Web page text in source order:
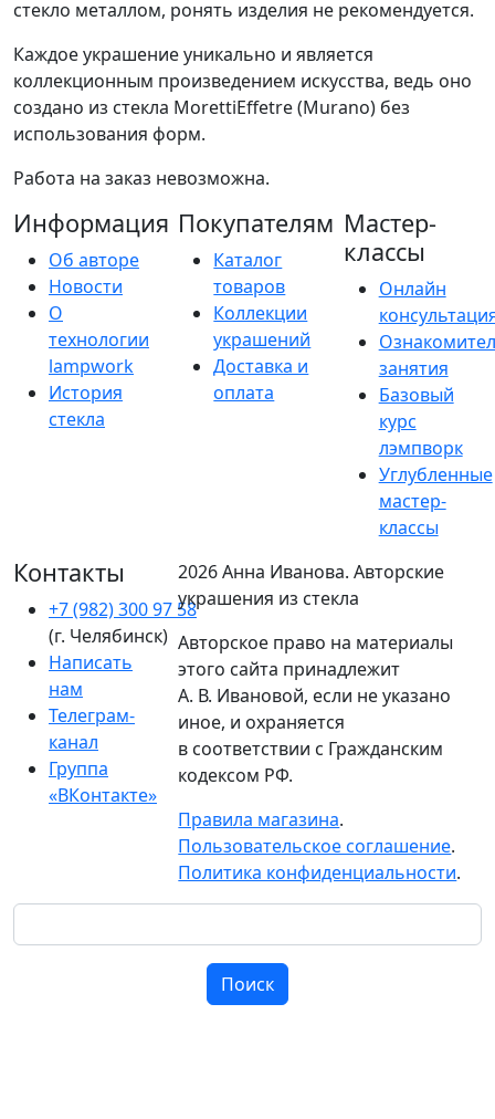
стекло металлом, ронять изделия не рекомендуется.
Каждое украшение уникально и является
коллекционным произведением искусства, ведь оно
создано из стекла MorettiEffetre (Murano) без
использования форм.
Работа на заказ невозможна.
Информация
Об авторе
Новости
О
технологии
lampwork
История
стекла
Покупателям
Каталог
товаров
Коллекции
украшений
Доставка и
оплата
Мастер-
классы
Онлайн
занятия
Базовый
курс
лэмпворк
Углубленные
мастер-
классы
Контакты
+7 (982) 300 97 58
(г. Челябинск)
Написать
нам
Телеграм-
канал
Группа
«ВКонтакте»
2026 Анна Иванова. Авторские
украшения из стекла
Авторское право на материалы
этого сайта принадлежит
А. В. Ивановой, если не указано
иное, и охраняется
в соответствии с Гражданским
кодексом РФ.
Правила магазина.
Пользовательское соглашение.
Политика конфиденциальности.
Поиск